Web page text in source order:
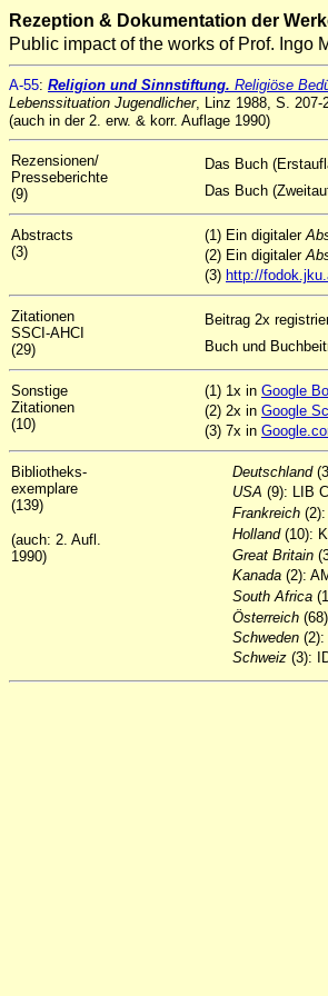
Rezeption & Dokumentation der
Public impact of the works of Prof. Ingo
A-55: Religion und Sinnstiftung. Religiöse
Lebenssituation Jugendlicher, Linz 1988, S. 207-
(auch in der 2. erw. & korr. Auflage 1990)
Rezensionen/
Presseberichte
(9)
Das Buch
Das Buch
Abstracts
(3)
(1) Ein digitaler
(2) Ein digitaler
(3) http://
Zitationen
SSCI-AHCI
(29)
Beitrag 2x
Buch und
Sonstige
Zitationen
(10)
(1) 1x in Google
(2) 2x in Google
(3) 7x in
Bibliotheks-
exemplare
(139)
(auch: 2. Aufl.
1990)
Deutschland
USA (9): LIB
Frankreich
Holland(10):
Great Britain
Kanada (2):
South Africa
Österreich
Schweden (2):
Schweiz (3):